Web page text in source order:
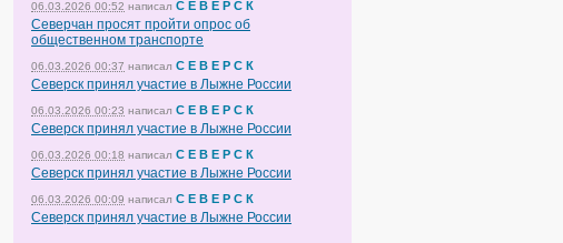
06.03.2026 00:52 написал С Е В Е Р С К
Северчан просят пройти опрос об
общественном транспорте
06.03.2026 00:37 написал С Е В Е Р С К
Северск принял участие в Лыжне России
06.03.2026 00:23 написал С Е В Е Р С К
Северск принял участие в Лыжне России
06.03.2026 00:18 написал С Е В Е Р С К
Северск принял участие в Лыжне России
06.03.2026 00:09 написал С Е В Е Р С К
Северск принял участие в Лыжне России